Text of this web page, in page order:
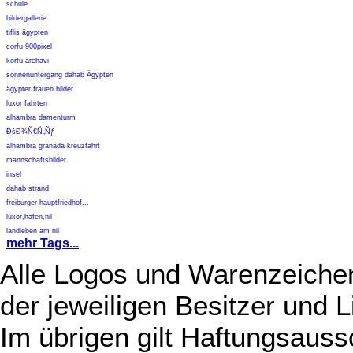
schule
bildergallerie
tiflis ägypten
corfu 900pixel
korfu archavi
sonnenuntergang dahab Ägypten
ägypter frauen bilder
luxor fahrten
alhambra damenturm
ÐšÐ¾Ñ€Ñ„Ñƒ
alhambra granada kreuzfahrt
mannschaftsbilder
insel
dahab strand
freiburger hauptfriedhof...
luxor,hafen,nil
landleben am nil
mehr Tags...
Alle Logos und
der jeweiligen Besitzer und
Im übrigen gilt